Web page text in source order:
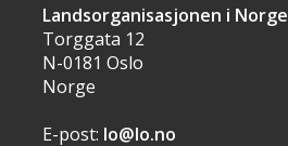
Landsorganisasjonen i Norge
Torggata 12
N-0181 Oslo
Norge
E-post: lo@lo.no